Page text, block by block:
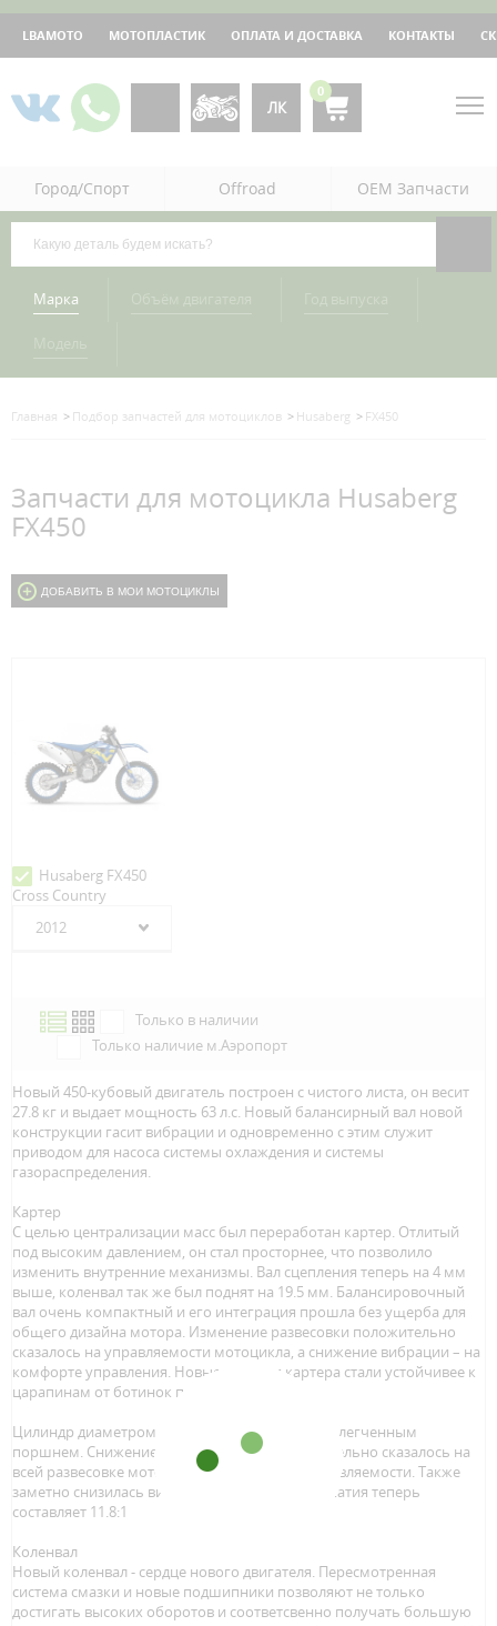
LBAMOTO МОТОПЛАСТИК ОПЛАТА И ДОСТАВКА КОНТАКТЫ
ЛК
0
Город/Спорт Offroad OEM Запчасти
Марка
Главная Подбор запчастей для мотоциклов Husaberg FX450
Запчасти для мотоцикла Husaberg
FX450
ДОБАВИТЬ В МОИ МОТОЦИКЛЫ
Husaberg FX450
Cross Country
2012
Только в наличии
Только наличие м.Аэропорт
Новый 450-кубовый двигатель построен с чистого листа, он весит
27.8 кг и выдает мощность 63 л.с. Новый балансирный вал новой
конструкции гасит вибрации и одновременно с этим служит
приводом для насоса системы охлаждения и системы
газораспределения.
Картер
С целью централизации масс был переработан картер. Отлитый
под высоким давлением, он стал просторнее, что позволило
изменить внутренние механизмы. Вал сцепления теперь на 4 мм
выше, коленвал так же был поднят на 19.5 мм. Балансировочный
вал очень компактный и его интеграция прошла без ущерба для
общего дизайна мотора. Изменение развесовки положительно
сказалось на управляемости мотоцикла, а снижение вибрации – на
комфорте управления. Новые крышки картера стали устойчивее к
царапинам от ботинок пилота.
Цилиндр диаметром 95 мм оснащен новым облегченным
поршнем. Снижение веса в этом узле положительно сказалось на
всей развесовке мотоцикла, а значит и на управляемости. Также
заметно снизилась вибрация. Коэффициент сжатия теперь
составляет 11.8:1
Коленвал
Новый коленвал - сердце нового двигателя. Пересмотренная
система смазки и новые подшипники позволяют не только
достигать высоких оборотов и соответсвенно получать большую